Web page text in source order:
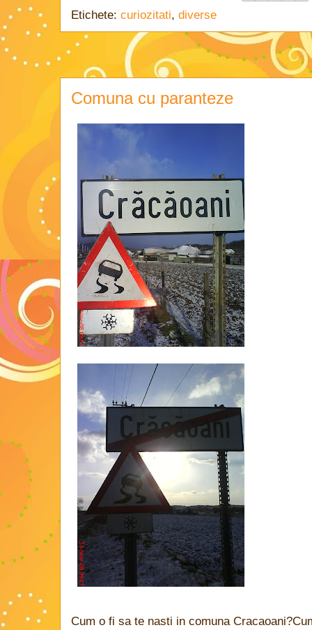
Etichete: curiozitati, diverse
Comuna cu paranteze
Cum o fi sa te nasti in comuna